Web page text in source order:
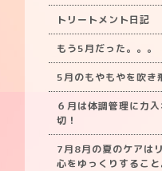
トリートメント日記
もう5月だった。。。
5月のもやもやを吹き
６月は体調管理に力
切！
7月8月の夏のケアは
心をゆっくりすること